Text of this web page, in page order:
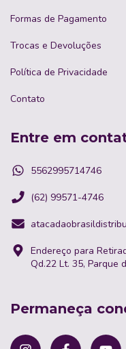
Formas de Pagamento
Trocas e Devoluções
Política de Privacidade
Contato
Entre em
5562995714746
(62) 99571-4746
Endereço para
Qd.22 Lt. 35, Parque
Permaneça